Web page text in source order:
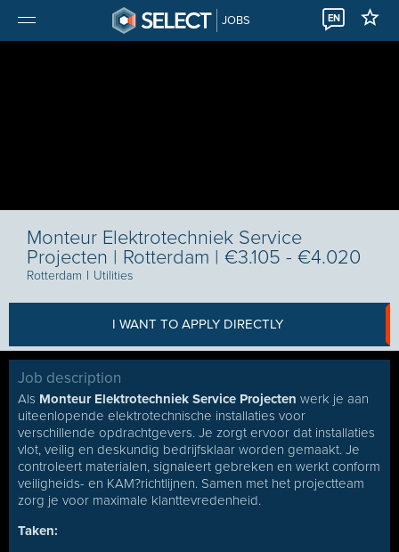
JOBS EN
Monteur Elektrotechniek Service
Projecten | Rotterdam | €3.105 - €4.020
Rotterdam I Utilities
I WANT TO APPLY DIRECTLY
Job description
Als Monteur Elektrotechniek Service Projecten werk je aan
uiteenlopende elektrotechnische installaties voor
verschillende opdrachtgevers. Je zorgt ervoor dat installaties
vlot, veilig en deskundig bedrijfsklaar worden gemaakt. Je
controleert materialen, signaleert gebreken en werkt conform
veiligheids- en KAM?richtlijnen. Samen met het projectteam
zorg je voor maximale klanttevredenheid.
Taken: